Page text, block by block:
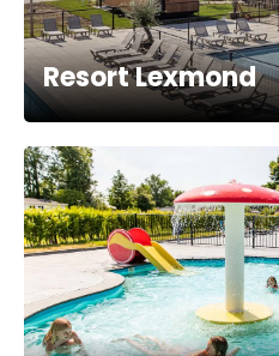
Resort Lexmond